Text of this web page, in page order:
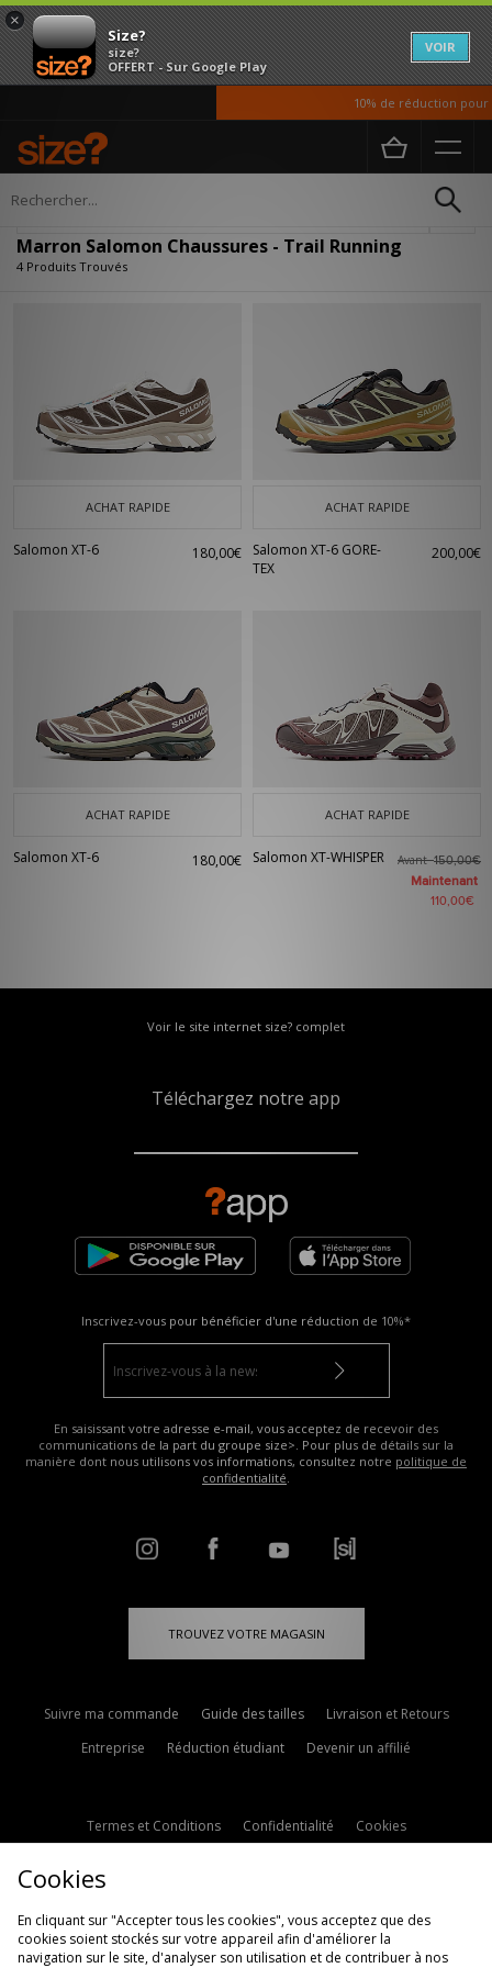
×
Size?
size?
OFFERT - Sur Google Play
VOIR
10% de réduction pour
Accueil Homme
Marron Salomon Chaussures - Trail Running
4 Produits Trouvés
ACHAT RAPIDE
Salomon XT-6 180,00€
ACHAT RAPIDE
Salomon XT-6 GORE-
TEX
200,00€
ACHAT RAPIDE
Salomon XT-6 180,00€
ACHAT RAPIDE
Salomon XT-WHISPER Avant150,00€
Maintenant
110,00€
Voir le site internet size? complet
Téléchargez notre app
Inscrivez-vous pour bénéficier d'une réduction de 10%*
En saisissant votre adresse e-mail, vous acceptez de recevoir des
communications de la part du groupe size>. Pour plus de détails sur la
manière dont nous utilisons vos informations, consultez notre politique de
confidentialité.
TROUVEZ VOTRE MAGASIN
Suivre ma commande Guide des tailles
Livraison et Retours
Entreprise
Réduction étudiant Devenir un affilié
Termes et Conditions Confidentialité
Cookies
Politique d'avis en ligne
Cookies
En cliquant sur "Accepter tous les cookies", vous acceptez que des
cookies soient stockés sur votre appareil afin d'améliorer la
navigation sur le site, d'analyser son utilisation et de contribuer à nos